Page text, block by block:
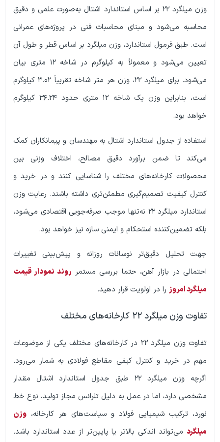
وزن میلگرد ۲۲ بر اساس استاندارد اشتال به‌صورت علمی و دقیق
می‌شود و مبنای محاسبات فنی در پروژه‌های عمرانی
فرمول استاندارد، وزن میلگرد بر اساس قطر و طول آن
تعیین می‌شود و معمولاً به کیلوگرم در شاخه ۱۲ متری بیان
می‌شود. برای میلگرد ۲۲، وزن هر متر شاخه تقریباً ۳.۰۲ کیلوگرم
است، بنابراین وزن یک شاخه ۱۲ متری حدود ۳۶.۲۴ کیلوگرم
از جدول استاندارد اشتال به مهندسان و پیمانکاران کمک
تا ضمن برآورد دقیق مصالح، اختلاف وزنی بین
کارخانه‌های مختلف را شناسایی کنند و در خرید و
تصمیم‌گیری مطمئن‌تری داشته باشند. رعایت وزن
استاندارد میلگرد ۲۲ نه‌تنها موجب صرفه‌جویی اقتصادی می‌شود،
استحکام و ایمنی سازه نیز خواهد بود.
دقیق‌تر نوسانات روزانه و پیش‌بینی تغییرات
در بازار آهن‌، حتما بررسی مستمرروندنمودار قیمت
را در اولویت قرار دهید.
۲۲ کارخانه‌های مختلف
تفاوت وزن میلگرد ۲۲ در کارخانه‌های مختلف یکی از موضوعات
خرید و کنترل کیفی مقاطع فولادی به شمار می‌رود.
اگرچه وزن میلگرد ۲۲ طبق جدول استاندارد اشتال مقدار
اما در عمل به دلیل تلرانس مجاز تولید، نوع خط
شیمیایی فولاد و سیاست‌های هر کارخانه،وزن
می‌تواند اندکی بالاتر یا پایین‌تر از عدد استاندارد باشد.